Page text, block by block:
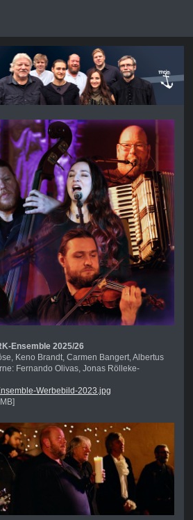
Ensemble 2025/26
Keno Brandt, Carmen Bangert, Albertus
Fernando Olivas, Jonas Rölleke-
Werbebild-2023.jpg